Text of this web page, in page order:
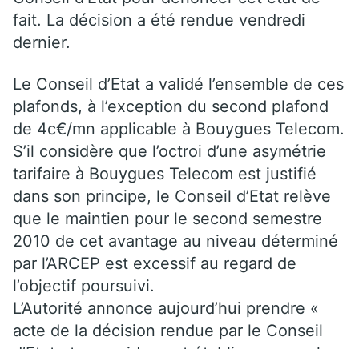
fait. La décision a été rendue vendredi
dernier.
Le Conseil d’Etat a validé l’ensemble de ces
plafonds, à l’exception du second plafond
de 4c€/mn applicable à Bouygues Telecom.
S’il considère que l’octroi d’une asymétrie
tarifaire à Bouygues Telecom est justifié
dans son principe, le Conseil d’Etat relève
que le maintien pour le second semestre
2010 de cet avantage au niveau déterminé
par l’ARCEP est excessif au regard de
l’objectif poursuivi.
L’Autorité annonce aujourd’hui prendre «
acte de la décision rendue par le Conseil